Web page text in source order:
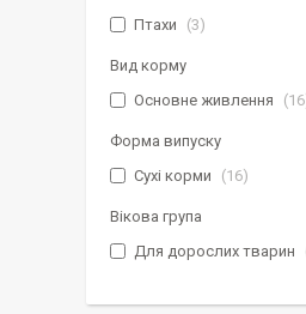
Птахи
3
Вид корму
Основне живлення
16
Форма випуску
Сухі корми
16
Вікова група
Для дорослих тварин